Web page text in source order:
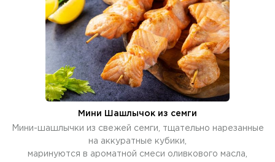
Мини Шашлычок из семги
Мини-шашлычки из свежей семги, тщательно нарезанные
на аккуратные кубики,
маринуются в ароматной смеси оливкового масла,